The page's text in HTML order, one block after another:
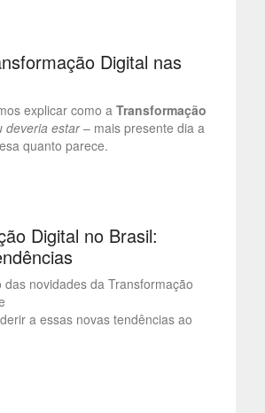
Digital nas
explicar como a Transformação
deveria estar– mais presente dia a
quanto parece.
Digital no Brasil:
novidades da Transformação
a essas novas tendências ao